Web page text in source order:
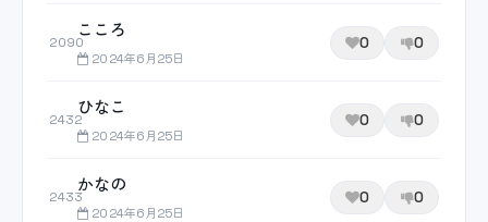
2090
こころ
2024年6月25日
0 0
2432
ひなこ
2024年6月25日
0 0
2433
かなの
2024年6月25日
0 0